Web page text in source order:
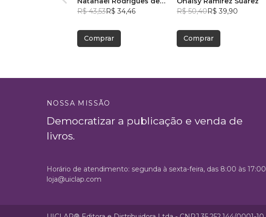
Morais
R$ 43,53R$ 34,46
Comprar
R$ 50,40R$ 39,90
Comprar
NOSSA MISSÃO
Democratizar a publicação e venda de
livros.
Horário de atendimento: segunda à sexta-feira, das 8:00 às 17:00
loja@uiclap.com